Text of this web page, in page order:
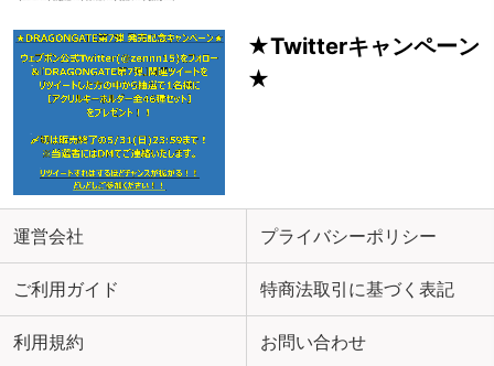
★Twitterキャンペーン
★
運営会社 プライバシーポリシー
ご利用ガイド 特商法取引に基づく表記
利用規約 お問い合わせ